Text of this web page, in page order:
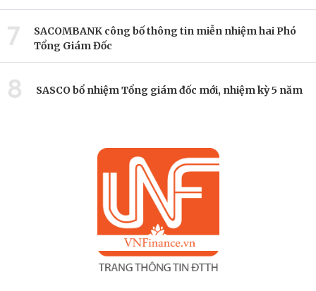
7
SACOMBANK công bố thông tin miễn nhiệm hai Phó
Tổng Giám Đốc
8 SASCO bổ nhiệm Tổng giám đốc mới, nhiệm kỳ 5 năm